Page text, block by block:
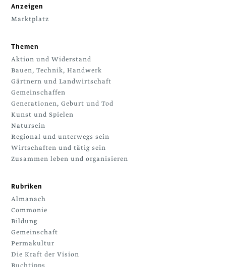
Anzeigen
Marktplatz
Themen
Aktion und Widerstand
Bauen, Technik, Handwerk
Gärtnern und Landwirtschaft
Gemeinschaffen
Generationen, Geburt und Tod
Kunst und Spielen
Natursein
Regional und unterwegs sein
Wirtschaften und tätig sein
Zusammen leben und organisieren
Rubriken
Almanach
Commonie
Bildung
Gemeinschaft
Permakultur
Die Kraft der Vision